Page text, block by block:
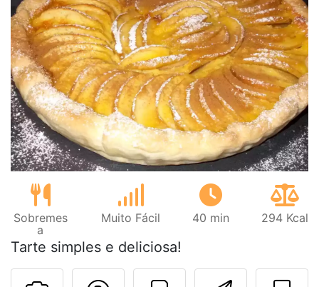
Sobremes
a
Muito Fácil 40 min 294 Kcal
Tarte simples e deliciosa!